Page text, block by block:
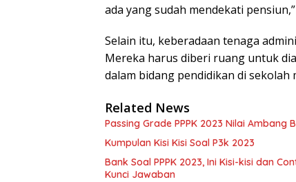
ada yang sudah mendekati
Selain itu, keberadaan tenaga
Mereka harus diberi ruang untuk
dalam bidang pendidikan di sekolah
Related News
Passing Grade PPPK 2023 Nilai Ambang
Kumpulan Kisi Kisi Soal P3k 2023
Bank Soal PPPK 2023, Ini Kisi-kisi dan
Kunci Jawaban